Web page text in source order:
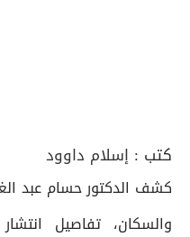
كتب : إسلام داوود
كشف الدكتور حسام عبد